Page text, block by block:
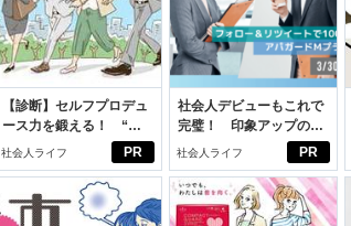
PR
【診断】セルフプロデュ
ース力を鍛える！ “ジ
ブン観”診断
社会人ライフ PR
社会人デビューもこれで
完璧！ 印象アップのセ
ルフプロデュース術
社会人ライフ